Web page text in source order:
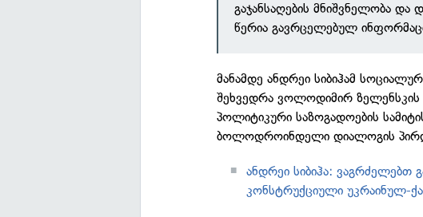
გაჯანსაღების მნიშვნელობა
წერია გავრცელებულ
მანამდე ანდრეი სიბიჰამ
შეხვედრა ვოლოდიმირ ზელენსკის
პოლიტიკური საზოგადოების
ბოლოდროინდელი დიალოგის
ანდრეი სიბიჰა: ვაგრძელებთ
კონსტრუქციული უკრაინულ-